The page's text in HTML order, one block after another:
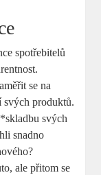
spotřebitelů
se⁤ na
svých⁤ produktů.
‌svých
snadno
ale přitom se